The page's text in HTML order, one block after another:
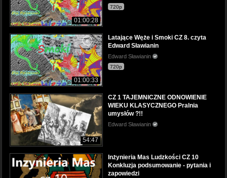
01:00:28
720p
01:00:33
Latające Węże i Smoki CZ 8. czyta
Edward Sławianin
Edward Sławianin
720p
54:47
CZ 1 TAJEMNICZNE ODNOWIENIE
WIEKU KLASYCZNEGO Pralnia
umysłów ?!!
Edward Sławianin
Inżynieria Mas Ludzkości CZ 10
Konkluzja podsumowanie - pytania i
zapowiedzi